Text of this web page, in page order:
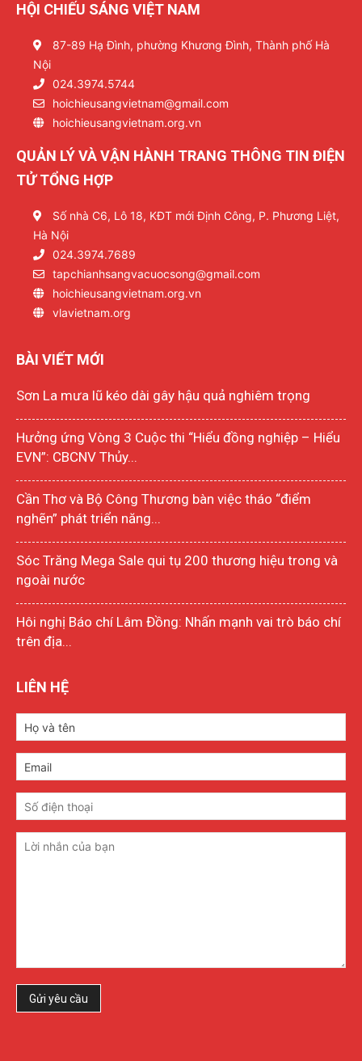
HỘI CHIẾU SÁNG VIỆT NAM
87-89 Hạ Đình, phường Khương Đình, Thành phố Hà
Nội
024.3974.5744
hoichieusangvietnam@gmail.com
hoichieusangvietnam.org.vn
QUẢN LÝ VÀ VẬN HÀNH TRANG THÔNG TIN ĐIỆN
TỬ TỔNG HỢP
Số nhà C6, Lô 18, KĐT mới Định Công, P. Phương Liệt,
Hà Nội
024.3974.7689
tapchianhsangvacuocsong@gmail.com
hoichieusangvietnam.org.vn
vlavietnam.org
BÀI VIẾT MỚI
Sơn La mưa lũ kéo dài gây hậu quả nghiêm trọng
Hưởng ứng Vòng 3 Cuộc thi “Hiểu đồng nghiệp – Hiểu
EVN”: CBCNV Thủy...
Cần Thơ và Bộ Công Thương bàn việc tháo “điểm
nghẽn” phát triển năng...
Sóc Trăng Mega Sale qui tụ 200 thương hiệu trong và
ngoài nước
Hôi nghị Báo chí Lâm Đồng: Nhấn mạnh vai trò báo chí
trên địa...
LIÊN HỆ